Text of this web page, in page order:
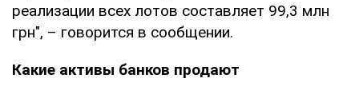
реализации всех лотов составляет 99,3 млн
грн", – говорится в сообщении.
Какие активы банков продают